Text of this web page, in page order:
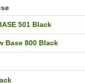
501 Black
Base 800 Black